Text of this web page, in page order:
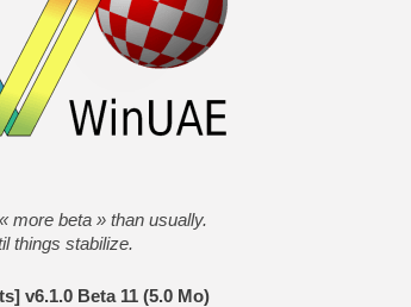
[GK] Beast of
[GK] Ubisoft : fin de partie
[GK] Mémoire cash -
[GK] Dan Houser (GTA)
[GK] Comment EA Sports
[GK] Crimson Moon : un
[GK] Isle of Reveries : le
[GK] Moonlighter 2 : The
[GK] Capcom relance
[Mo5] Deux inédits du
[GK] Le beat'em up The
[GK] Endless Legend 2 :
more beta » than usually.
things stabilize.
v6.1.0 Beta 11 (5.0 Mo)